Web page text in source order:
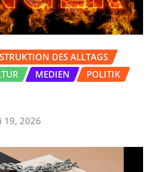
DES ALLTAGS
MEDIEN POLITIK
19, 2026